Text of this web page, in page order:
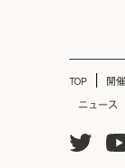
TOP 開
ニュース